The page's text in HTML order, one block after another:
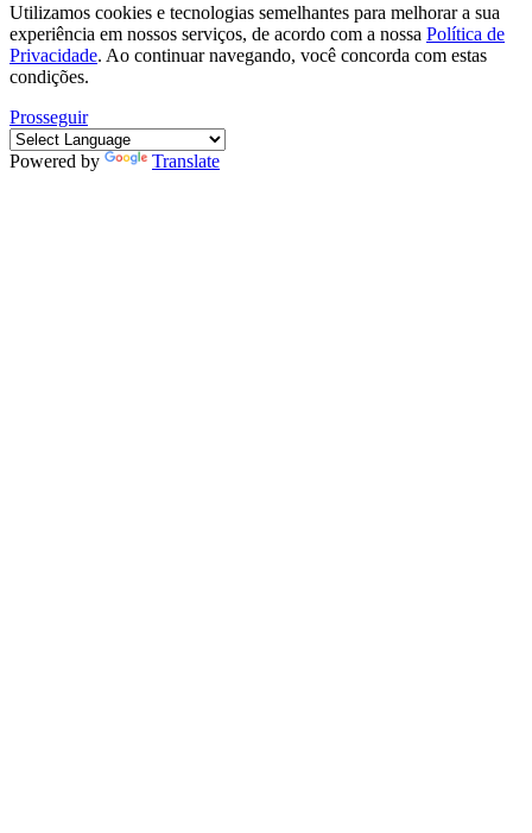
Utilizamos cookies e tecnologias semelhantes para melhorar a sua
experiência em nossos serviços, de acordo com a nossa Política de
Privacidade. Ao continuar navegando, você concorda com estas
condições.
Prosseguir
Powered by Translate